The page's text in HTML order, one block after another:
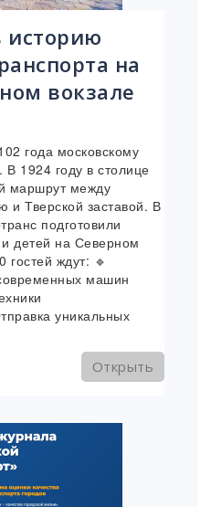
историю
на
вокзале
года московскому
1924 году в столице
маршрут между
и Тверской заставой. В
подготовили
детей на Северном
гостей ждут: 🔹
машин
уникальных
Открыть